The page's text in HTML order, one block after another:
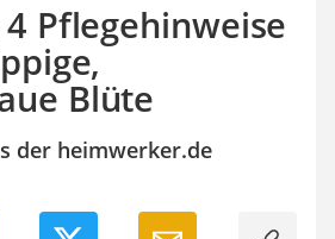
Pflegehinweise
Blüte
der heimwerker.de